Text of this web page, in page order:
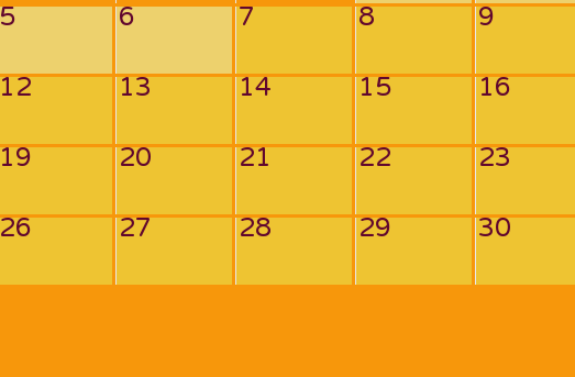
5 6 7 8 9
12 13 14 15 16
19 20 21 22 23
26 27 28 29 30